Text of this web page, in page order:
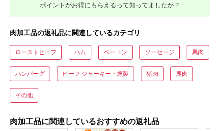
ポイントがお得にもらえるって知ってましたか？
肉加工品の返礼品に関連しているカテゴリ
ローストビーフ ハム ベーコン ソーセージ 馬肉
ハンバーグ ビーフ ジャーキー・燻製 猪肉 鹿肉
その他
肉加工品に関連しているおすすめの返礼品